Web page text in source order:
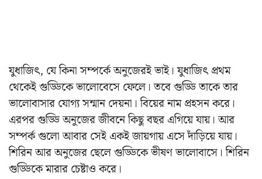
যুধাজিৎ, যে কিনা সম্পর্কে অনুজেরই ভাই। যুধাজিৎ প্রথম
থেকেই গুড্ডিকে ভালোবেসে ফেলে। তবে গুড্ডি তাকে তার
ভালোবাসার যোগ্য সন্মান দেয়না। বিয়ের নাম প্রহসন করে।
এরপর গুড্ডি অনুজের জীবনে কিছু বছর এগিয়ে যায়। আর
সম্পর্ক গুলো আবার সেই একই জায়গায় এসে দাঁড়িয়ে যায়।
শিরিন আর অনুজের ছেলে গুড্ডিকে ভীষণ ভালোবাসে। শিরিন
গুড্ডিকে মারার চেষ্টাও করে।